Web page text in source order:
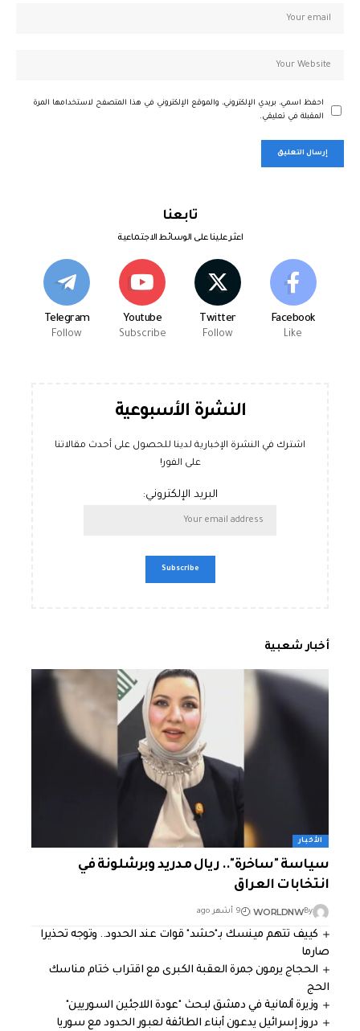
احفظ اسمي، بريدي الإلكتروني، والموقع الإلكتروني في هذا المتصفح لاستخدامها المرة
المقبلة في تعليقي.
تابعنا
اعثر علينا على الوسائط الاجتماعية
Facebook
Like
Twitter
Follow
Youtube
Subscribe
Telegram
Follow
النشرة الأسبوعية
اشترك في النشرة الإخبارية لدينا للحصول على أحدث مقالاتنا
على الفور!
البريد الإلكتروني:
أخبار شعبية
الأخبار
سياسة "ساخرة".. ريال مدريد وبرشلونة في
انتخابات العراق
By
WORLDNW 9 أشهر ago
كييف تتهم مينسك بـ"حشد" قوات عند الحدود.. وتوجه تحذيرا
صارما
الحجاج يرمون جمرة العقبة الكبرى مع اقتراب ختام مناسك
الحج
وزيرة ألمانية في دمشق لبحث "عودة اللاجئين السوريين"
دروز إسرائيل يدعون أبناء الطائفة لعبور الحدود مع سوريا